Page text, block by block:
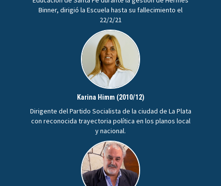
Binner, dirigió la Escuela hasta su fallecimiento el
22/2/21
Karina Himm (2010/12)
Dirigente del Partido Socialista de la ciudad de La Plata
con reconocida trayectoria política en los planos local
y nacional.